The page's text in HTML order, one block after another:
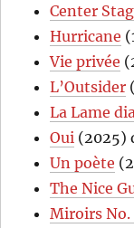
Center
Hurricane
Vie privée
L’Outsider
La Lame
Oui (2025)
Un poète
The Nice
Miroirs No.